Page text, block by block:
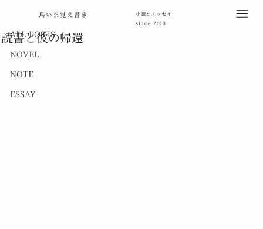
鳥いま覚え書き
小説とエッセイ
since 2010
ALL POSTS
NOVEL
NOTE
ESSAY
ALL POSTS
読書と彼の帰還